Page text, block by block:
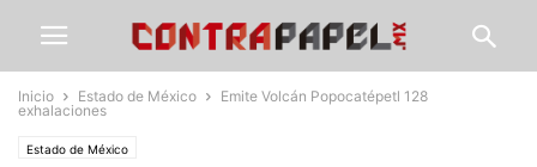
Inicio Estado de México
Emite Volcán Popocatépetl 128
exhalaciones
Estado de México